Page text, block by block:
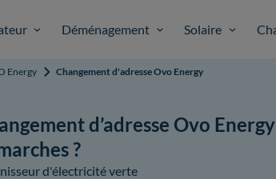
Déménagement Solaire
Energy Changement d'adresse Ovo Energy
d’adresse Ovo
?
d'électricité verte